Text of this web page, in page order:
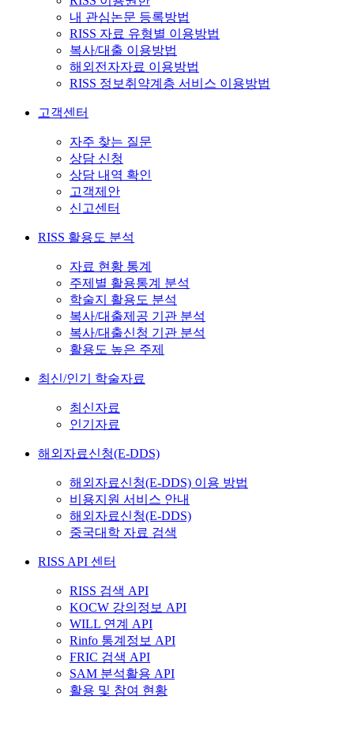
내 관심논문 등록방법
RISS 자료 유형별 이용방법
복사/대출 이용방법
해외전자자료 이용방법
RISS 정보취약계층 서비스 이용방법
고객센터
자주 찾는 질문
상담 신청
상담 내역 확인
고객제안
신고센터
RISS 활용도 분석
자료 현황 통계
주제별 활용통계 분석
학술지 활용도 분석
복사/대출제공 기관 분석
복사/대출신청 기관 분석
활용도 높은 주제
최신/인기 학술자료
최신자료
인기자료
해외자료신청(E-DDS)
해외자료신청(E-DDS) 이용 방법
비용지원 서비스 안내
해외자료신청(E-DDS)
중국대학 자료 검색
RISS API 센터
RISS 검색 API
KOCW 강의정보 API
WILL 연계 API
Rinfo 통계정보 API
FRIC 검색 API
SAM 분석활용 API
활용 및 참여 현황